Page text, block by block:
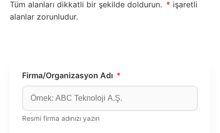
Tüm alanları dikkatli bir şekilde doldurun. * işaretli
alanlar zorunludur.
Firma/Organizasyon Adı *
Resmi firma adınızı yazın